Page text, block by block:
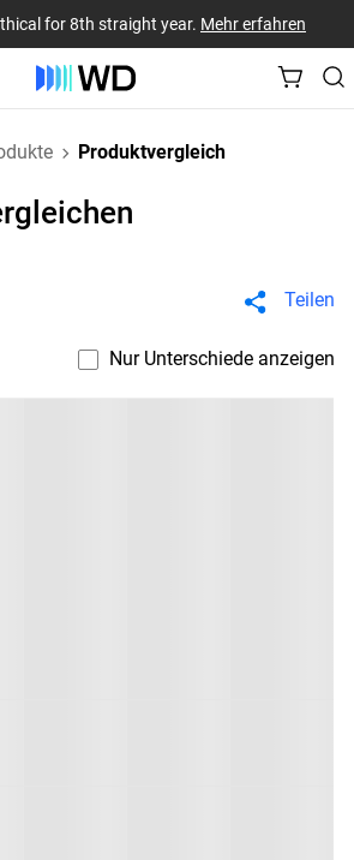
for 8th straight year. Mehr erfahren
Produktvergleich
Teilen
Nur Unterschiede anzeigen